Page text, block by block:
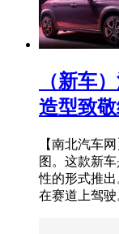
（新车
造型致
【南北汽车
图。这款新
性的形式推
在赛道上驾